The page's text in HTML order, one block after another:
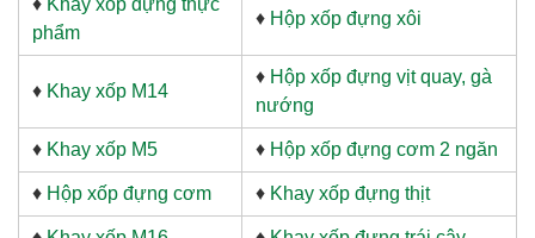
phẩm
♦ Hộp xốp đựng xôi
♦ Khay xốp M14
♦ Hộp xốp đựng vịt quay, gà
nướng
♦ Khay xốp M5 ♦ Hộp xốp đựng cơm 2 ngăn
♦ Hộp xốp đựng cơm ♦ Khay xốp đựng thịt